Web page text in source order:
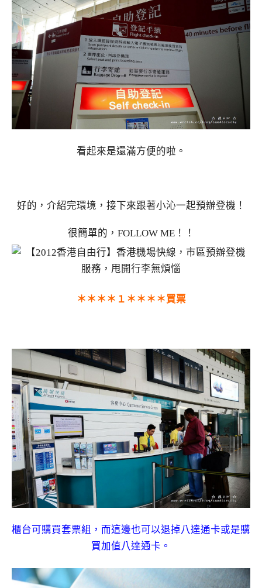
看起來是還滿方便的啦。
好的，介紹完環境，接下來跟著小沁一起預辦登機！
很簡單的，FOLLOW ME！！
＊＊＊＊１＊＊＊＊買票
櫃台可購買套票組，而這邊也可以退掉八達通卡或是購
買加值八達通卡。